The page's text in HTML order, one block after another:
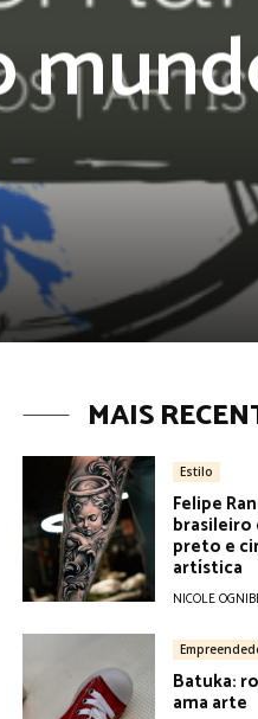
MAIS
Estilo
Felipe
preto e
artística
NICOLE
Batuka:
ama arte